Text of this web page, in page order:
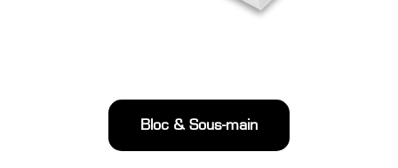
Bloc & Sous-main